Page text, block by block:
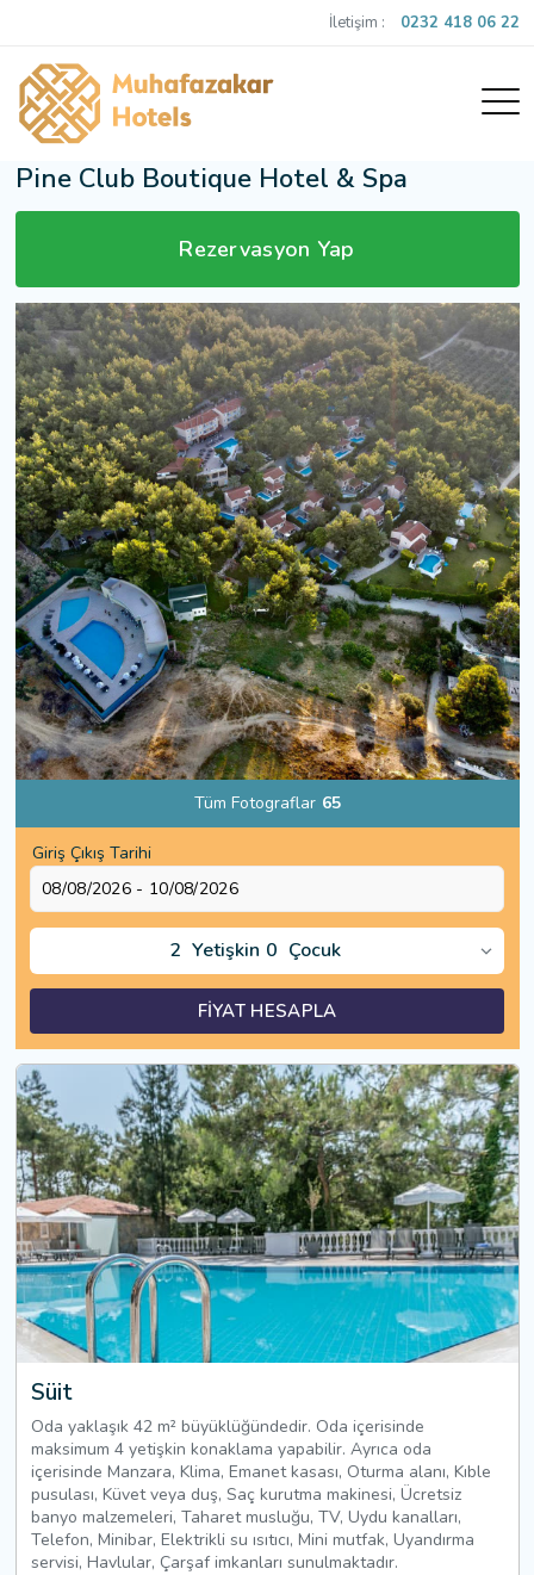
İletişim : 0232 418 06 22
Pine Club Boutique Hotel & Spa
Rezervasyon Yap
Tüm Fotograflar 65
Giriş Çıkış Tarihi
2 Yetişkin 0 Çocuk
FİYAT HESAPLA
Süit
Oda yaklaşık 42 m² büyüklüğündedir. Oda içerisinde
maksimum 4 yetişkin konaklama yapabilir. Ayrıca oda
içerisinde Manzara, Klima, Emanet kasası, Oturma alanı, Kıble
pusulası, Küvet veya duş, Saç kurutma makinesi, Ücretsiz
banyo malzemeleri, Taharet musluğu, TV, Uydu kanalları,
Telefon, Minibar, Elektrikli su ısıtıcı, Mini mutfak, Uyandırma
servisi, Havlular, Çarşaf imkanları sunulmaktadır.